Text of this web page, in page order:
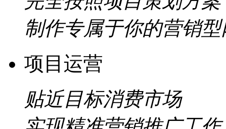
制作专属于你的营销
项目运营
贴近目标消费市场